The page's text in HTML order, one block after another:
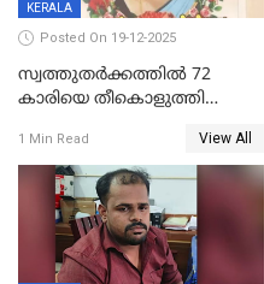
KERALA
Posted On 19-12-2025
സ്വത്തുതര്‍ക്കത്തില്‍ 72
കാരിയെ തീകൊളുത്തി
ക്രൂരകൊലപാതകത്തില്‍
സഹോദരിപുത്രന് ജീവപര്യന്തം
1 Min Read View All